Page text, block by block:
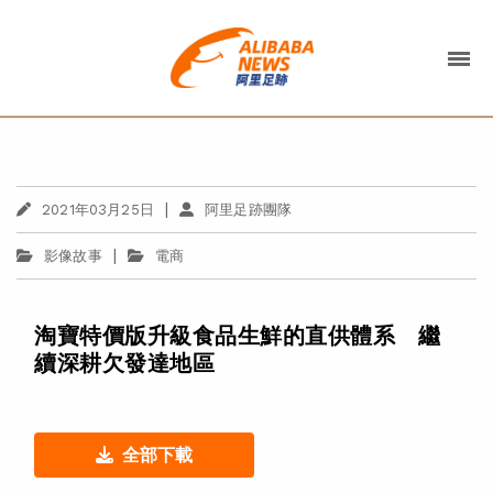
2021年03月25日 | 阿里足跡團隊
影像故事 | 電商
淘寶特價版升級食品生鮮的直供體系 繼
續深耕欠發達地區
全部下載